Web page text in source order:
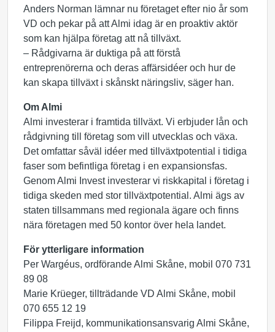
Anders Norman lämnar nu företaget efter nio år som
VD och pekar på att Almi idag är en proaktiv aktör
som kan hjälpa företag att nå tillväxt.
– Rådgivarna är duktiga på att förstå
entreprenörerna och deras affärsidéer och hur de
kan skapa tillväxt i skånskt näringsliv, säger han.
Om Almi
Almi investerar i framtida tillväxt. Vi erbjuder lån och
rådgivning till företag som vill utvecklas och växa.
Det omfattar såväl idéer med tillväxtpotential i tidiga
faser som befintliga företag i en expansionsfas.
Genom Almi Invest investerar vi riskkapital i företag i
tidiga skeden med stor tillväxtpotential. Almi ägs av
staten tillsammans med regionala ägare och finns
nära företagen med 50 kontor över hela landet.
För ytterligare information
Per Wargéus, ordförande Almi Skåne, mobil 070 731
89 08
Marie Krüeger, tillträdande VD Almi Skåne, mobil
070 655 12 19
Filippa Freijd, kommunikationsansvarig Almi Skåne,